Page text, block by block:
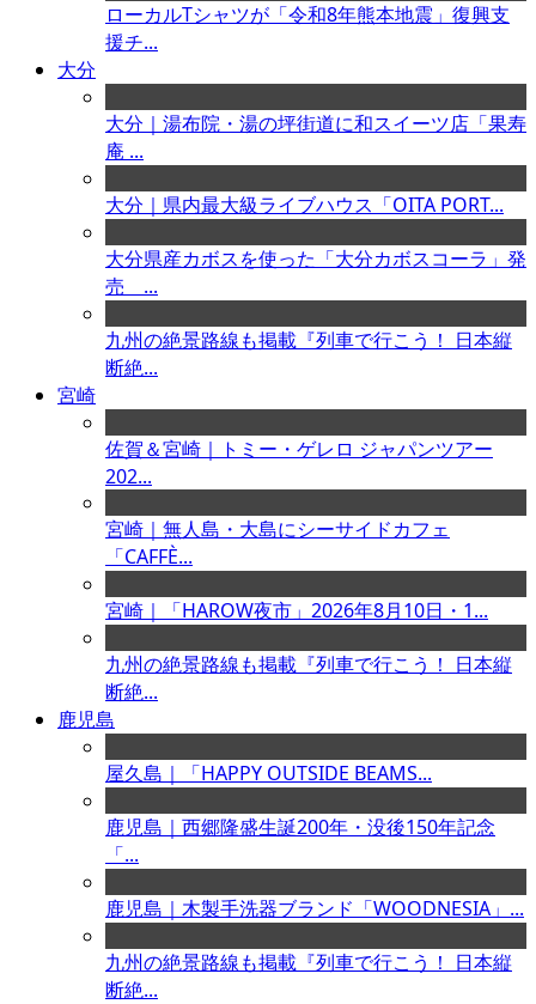
ローカルTシャツが「令和8年熊本地震」復興支
援チ...
大分
大分｜湯布院・湯の坪街道に和スイーツ店「果寿
庵 ...
大分｜県内最大級ライブハウス「OITA PORT...
大分県産カボスを使った「大分カボスコーラ」発
売 ...
九州の絶景路線も掲載『列車で行こう！ 日本縦
断絶...
宮崎
佐賀＆宮崎｜トミー・ゲレロ ジャパンツアー
202...
宮崎｜無人島・大島にシーサイドカフェ
「CAFFÈ...
宮崎｜「HAROW夜市」2026年8月10日・1...
九州の絶景路線も掲載『列車で行こう！ 日本縦
断絶...
鹿児島
屋久島｜「HAPPY OUTSIDE BEAMS...
鹿児島｜西郷隆盛生誕200年・没後150年記念
「...
鹿児島｜木製手洗器ブランド「WOODNESIA」...
九州の絶景路線も掲載『列車で行こう！ 日本縦
断絶...